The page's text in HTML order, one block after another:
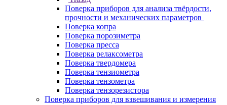
Поверка приборов для анализа твёрдости,
прочности и механических параметров
Поверка копра
Поверка порозиметра
Поверка пресса
Поверка релаксометра
Поверка твердомера
Поверка тензиометра
Поверка тензометра
Поверка тензорезистора
Поверка приборов для взвешивания и измерения